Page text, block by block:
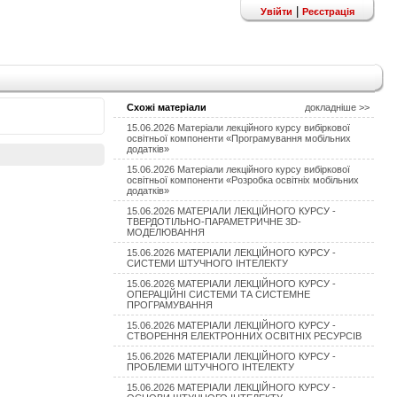
Увійти Реєстрація
Схожі матеріали
докладніше >>
15.06.2026 Матеріали лекційного курсу вибіркової
освітньої компоненти «Програмування мобільних
додатків»
15.06.2026 Матеріали лекційного курсу вибіркової
освітньої компоненти «Розробка освітніх мобільних
додатків»
15.06.2026 МАТЕРІАЛИ ЛЕКЦІЙНОГО КУРСУ -
ТВЕРДОТІЛЬНО-ПАРАМЕТРИЧНЕ 3D-
МОДЕЛЮВАННЯ
15.06.2026 МАТЕРІАЛИ ЛЕКЦІЙНОГО КУРСУ -
СИСТЕМИ ШТУЧНОГО ІНТЕЛЕКТУ
15.06.2026 МАТЕРІАЛИ ЛЕКЦІЙНОГО КУРСУ -
ОПЕРАЦІЙНІ СИСТЕМИ ТА СИСТЕМНЕ
ПРОГРАМУВАННЯ
15.06.2026 МАТЕРІАЛИ ЛЕКЦІЙНОГО КУРСУ -
СТВОРЕННЯ ЕЛЕКТРОННИХ ОСВІТНІХ РЕСУРСІВ
15.06.2026 МАТЕРІАЛИ ЛЕКЦІЙНОГО КУРСУ -
ПРОБЛЕМИ ШТУЧНОГО ІНТЕЛЕКТУ
15.06.2026 МАТЕРІАЛИ ЛЕКЦІЙНОГО КУРСУ -